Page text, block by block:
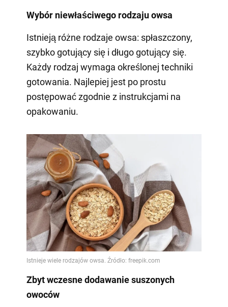
Wybór niewłaściwego rodzaju owsa
Istnieją różne rodzaje owsa: spłaszczony,
szybko gotujący się i długo gotujący się.
Każdy rodzaj wymaga określonej techniki
gotowania. Najlepiej jest po prostu
postępować zgodnie z instrukcjami na
opakowaniu.
Zbyt wczesne dodawanie suszonych
owoców